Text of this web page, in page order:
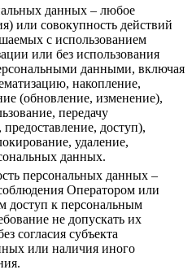
данных – любое
или совокупность действий
с использованием
или без использования
данными, включая
накопление,
(обновление, изменение),
передачу
доступ),
удаление,
данных.
персональных данных –
Оператором или
к персональным
не допускать их
согласия субъекта
или наличия иного